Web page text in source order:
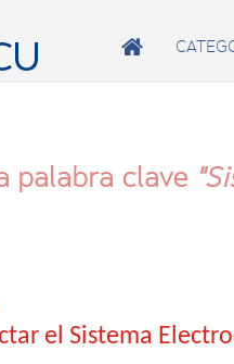

palabra clave
el Sistema